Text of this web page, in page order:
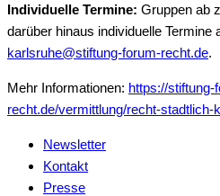
Individuelle Termine: Gruppen ab
darüber hinaus individuelle Termine
karlsruhe@stiftung-forum-recht.de.
Mehr Informationen: https://stiftung-
recht.de/vermittlung/recht-stadtlich-
Newsletter
Kontakt
Presse